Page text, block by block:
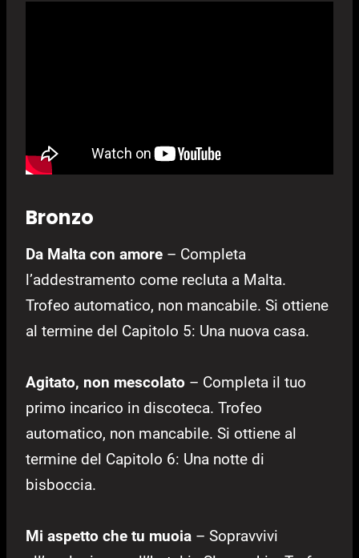
Bronzo
Da Malta con amore – Completa
l’addestramento come recluta a Malta.
Trofeo automatico, non mancabile. Si ottiene
al termine del Capitolo 5: Una nuova casa.
Agitato, non mescolato – Completa il tuo
primo incarico in discoteca. Trofeo
automatico, non mancabile. Si ottiene al
termine del Capitolo 6: Una notte di
bisboccia.
Mi aspetto che tu muoia – Sopravvivi